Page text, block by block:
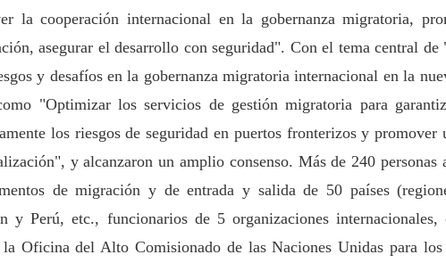
la cooperación internacional en la gobernanza migratoria,
asegurar el desarrollo con seguridad". Con el tema central
y desafíos en la gobernanza migratoria internacional en la
"Optimizar los servicios de gestión migratoria para
los riesgos de seguridad en puertos fronterizos y
y alcanzaron un amplio consenso. Más de 240
de migración y de entrada y salida de 50 países
y Perú, etc., funcionarios de 5 organizaciones
Oficina del Alto Comisionado de las Naciones Unidas para